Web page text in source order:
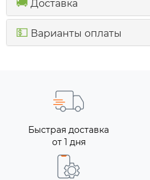
Доставка
💵 Варианты оплаты
Быстрая доставка
от 1 дня